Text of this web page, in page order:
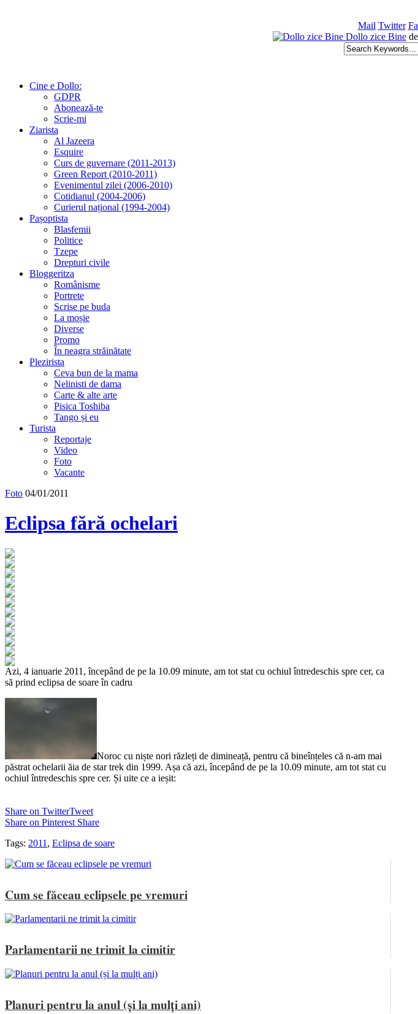
Mail Twitter
Dollo zice Bine
Cine e Dollo:
GDPR
Abonează-te
Scrie-mi
Ziarista
Al Jazeera
Esquire
Curs de guvernare (2011-2013)
Green Report (2010-2011)
Evenimentul zilei (2006-2010)
Cotidianul (2004-2006)
Curierul național (1994-2004)
Pașoptista
Blasfemii
Politice
Tzepe
Drepturi civile
Bloggeritza
Românisme
Portrete
Scrise pe buda
La moșie
Diverse
Promo
În neagra străinătate
Plezirista
Ceva bun de la mama
Nelinisti de dama
Carte & alte arte
Pisica Toshiba
Tango și eu
Turista
Reportaje
Video
Foto
Vacante
Foto 04/01/2011
Eclipsa fără ochelari
Azi, 4 ianuarie 2011, începând de pe la 10.09 minute, am tot stat cu ochiul întredeschis spre cer, ca
să prind eclipsa de soare în cadru
Noroc cu niște nori răzleți de dimineață, pentru că bineînțeles că n-am mai
păstrat ochelarii ăia de star trek din 1999. Așa că azi, începând de pe la 10.09 minute, am tot stat cu
ochiul întredeschis spre cer. Și uite ce a ieșit:
Share on TwitterTweet
Share on Pinterest Share
Tags: 2011 , Eclipsa de soare
Cum se făceau eclipsele pe vremuri
Parlamentarii ne trimit la cimitir
Planuri pentru la anul (și la mulți ani)